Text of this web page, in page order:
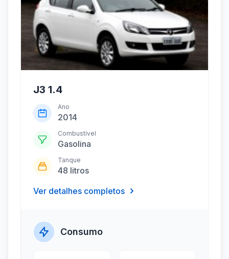
J3 1.4
Ano
2014
Combustível
Gasolina
Tanque
48 litros
Ver detalhes completos
Consumo